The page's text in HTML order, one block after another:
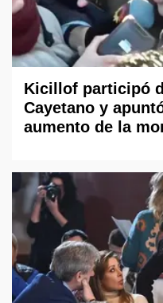
Kicillof participó
Cayetano y
aumento de la